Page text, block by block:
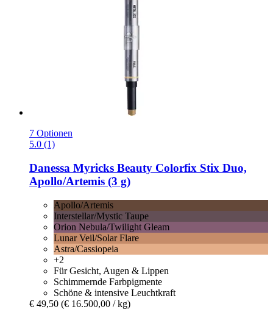
7 Optionen
5.0 (1)
Danessa Myricks Beauty Colorfix Stix Duo,
Apollo/Artemis (3 g)
Apollo/Artemis
Interstellar/Mystic Taupe
Orion Nebula/Twilight Gleam
Lunar Veil/Solar Flare
Astra/Cassiopeia
+2
Für Gesicht, Augen & Lippen
Schimmernde Farbpigmente
Schöne & intensive Leuchtkraft
€ 49,50 (€ 16.500,00 / kg)